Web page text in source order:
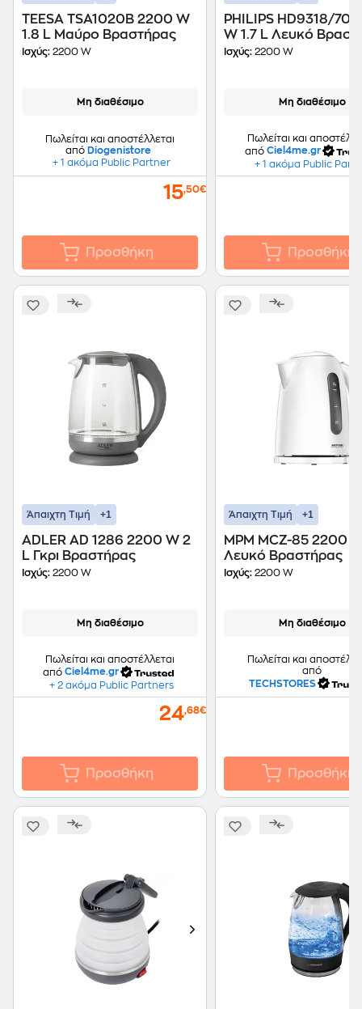
TEESA TSA1020B 2200 W
1.8 L Μαύρο Βραστήρας
Ισχύς: 2200 W
Μη διαθέσιμο
Πωλείται και αποστέλλεται
από Diogenistore
+ 1 ακόμα Public Partner
15,50€
Προσθήκη
PHILIPS HD9318/70
W 1.7 L Λευκό
Ισχύς: 2200 W
Μη διαθέσιμο
Πωλείται και
από Ciel4me.gr
+ 1 ακόμα Public
Προσθήκη
Άπαιχτη Τιμή +1
ADLER AD 1286 2200 W 2
L Γκρι Βραστήρας
Ισχύς: 2200 W
Μη διαθέσιμο
Πωλείται και αποστέλλεται
από Ciel4me.gr
+ 2 ακόμα Public Partners
24,68€
Προσθήκη
Άπαιχτη Τιμή +1
MPM MCZ-85 2200
Λευκό Βραστήρας
Ισχύς: 2200 W
Μη διαθέσιμο
Πωλείται και
από
TECHSTORES
Προσθήκη